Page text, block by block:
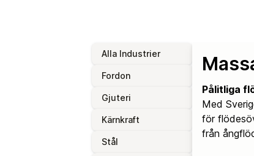
Alla Industrier
Fordon
Gjuteri
Kärnkraft
Stål
Pålitliga
Med
för
från